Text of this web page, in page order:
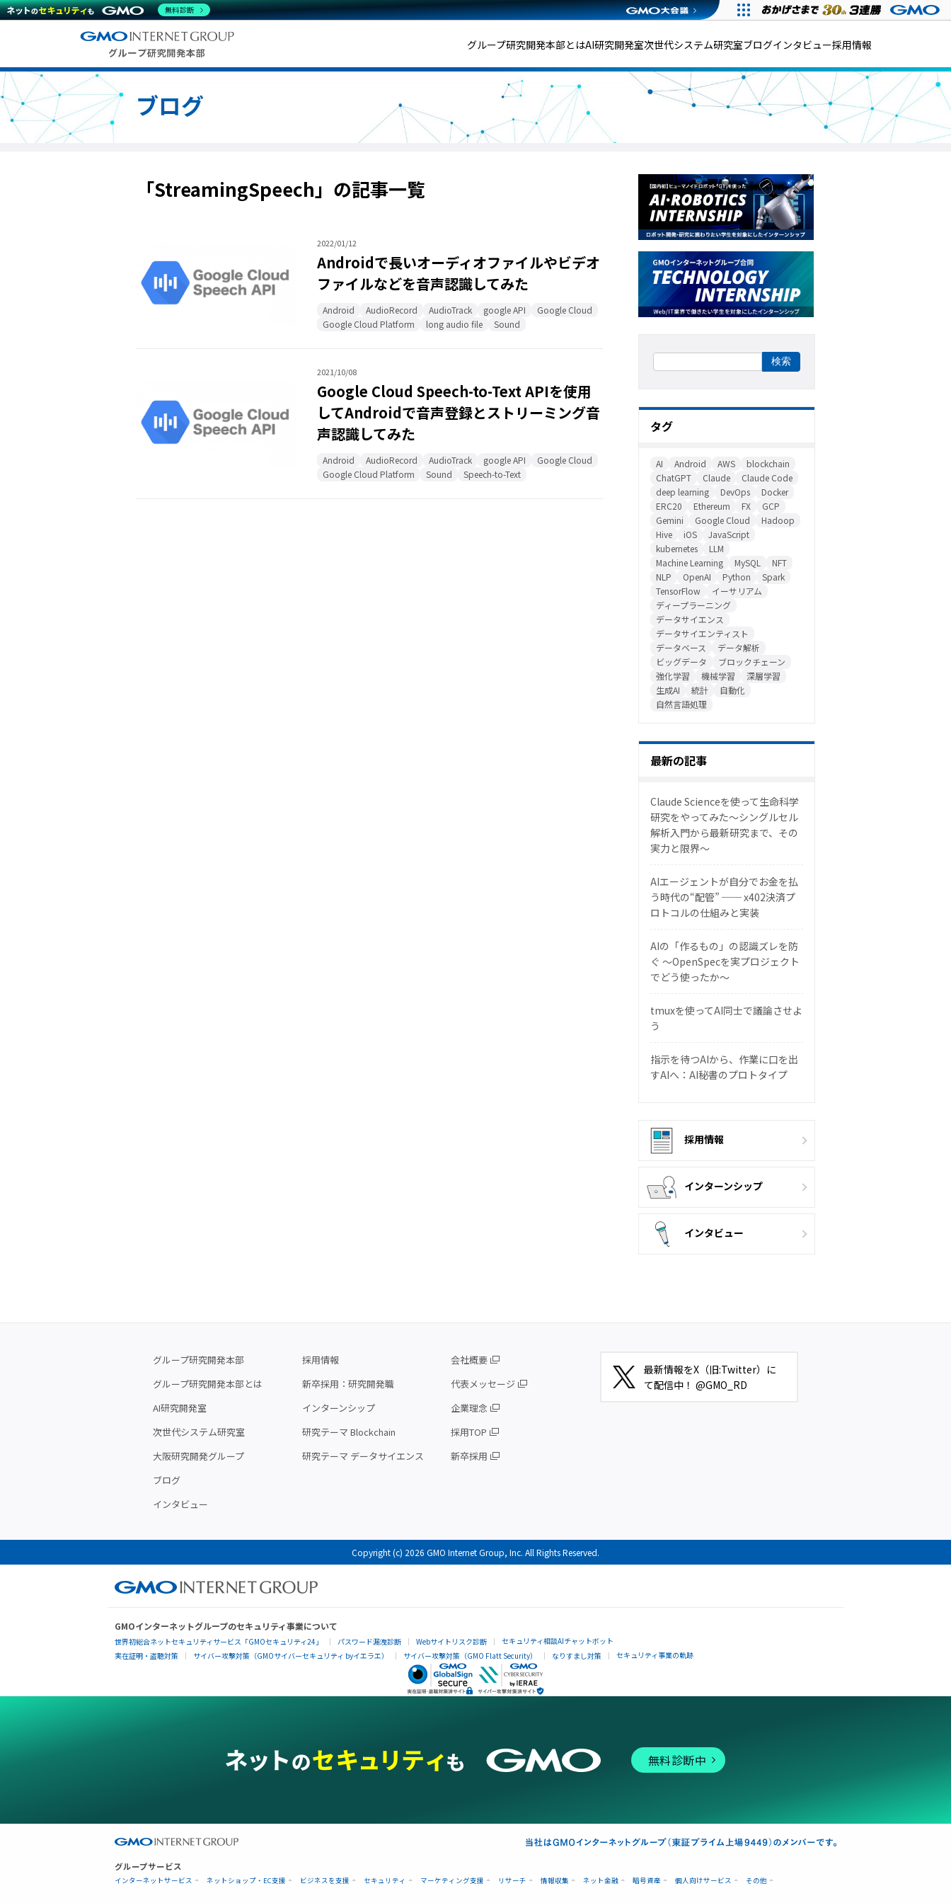
グループ研究開発本部とはAI研究開発室次世代システム研究室ブログインタビュー採用情報
ブログ
「StreamingSpeech」の記事一覧
2022/01/12
Androidで長いオーディオファイルやビデオ
ファイルなどを音声認識してみた
Android AudioRecord AudioTrack google API
Google Cloud
Google Cloud Platform
long audio file Sound
2021/10/08
Google Cloud Speech-to-Text APIを使用
してAndroidで音声登録とストリーミング音
声認識してみた
Android AudioRecord AudioTrack google API
Google Cloud
Google Cloud Platform
Sound Speech-to-Text
タグ
AI Android AWS
blockchain
ChatGPT
Claude
Claude Code
deep learning
DevOps
Docker
ERC20
Ethereum FX
GCP
Gemini
Google Cloud
Hadoop
Hive
iOS
JavaScript
kubernetes
LLM
Machine Learning
MySQL
NFT
NLP
OpenAI Python
Spark
TensorFlow
イーサリアム
ディープラーニング
データサイエンス
データサイエンティスト
データベース
データ解析
ビッグデータ
ブロックチェーン
強化学習
機械学習
深層学習
生成AI
統計
自動化
自然言語処理
最新の記事
Claude Scienceを使って生命科学
研究をやってみた〜シングルセル
解析入門から最新研究まで、その
実力と限界〜
AIエージェントが自分でお金を払
う時代の“配管” ── x402決済プ
ロトコルの仕組みと実装
AIの「作るもの」の認識ズレを防
ぐ 〜OpenSpecを実プロジェクト
でどう使ったか〜
tmuxを使ってAI同士で議論させよ
う
指示を待つAIから、作業に口を出
すAIへ：AI秘書のプロトタイプ
採用情報
インターンシップ
インタビュー
グループ研究開発本部
グループ研究開発本部とは
AI研究開発室
次世代システム研究室
大阪研究開発グループ
ブログ
インタビュー
採用情報
新卒採用：研究開発職
インターンシップ
研究テーマ Blockchain
研究テーマ データサイエンス
会社概要
代表メッセージ
企業理念
採用TOP
新卒採用
最新情報をX（旧:Twitter）に
て配信中！ @GMO_RD
Copyright (c) 2026 GMO Internet Group, Inc. All Rights Reserved.
GMOインターネットグループのセキュリティ事業について
世界初総合ネットセキュリティサービス「GMOセキュリティ24」 パスワード漏洩診断 Webサイトリスク診断
セキュリティ相談AIチャットボット
実在証明・盗聴対策
サイバー攻撃対策（GMOサイバーセキュリティ byイエラエ） サイバー攻撃対策（GMO Flatt Security） なりすまし対策 セキュリティ事業の軌跡
無料診断中
グループサービス
インターネットサービス ネットショップ・EC支援 ビジネスを支援 セキュリティ マーケティング支援 リサーチ 情報収集 ネット金融 暗号資産 個人向けサービス その他
無料診断